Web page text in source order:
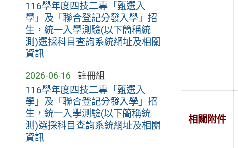
116學年度四技二專「甄選入
學」及「聯合登記分發入學」招
生，統一入學測驗(以下簡稱統
測)選採科目查詢系統網址及相關
資訊
2026-06-16 註冊組
116學年度四技二專「甄選入
學」及「聯合登記分發入學」招
生，統一入學測驗(以下簡稱統
測)選採科目查詢系統網址及相關
資訊
相關附件